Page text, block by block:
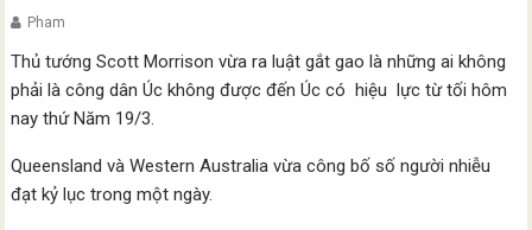
Pham
Thủ tướng Scott Morrison vừa ra luật gắt gao là những ai không
phải là công dân Úc không được đến Úc có hiệu lực từ tối hôm
nay thứ Năm 19/3.
Queensland và Western Australia vừa công bố số người nhiễu
đạt kỷ lục trong một ngày.